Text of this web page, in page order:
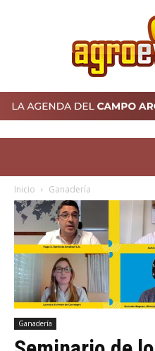
Inicio Ganadería
Ganadería